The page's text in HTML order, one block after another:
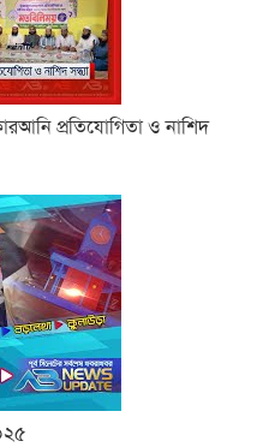
প্রতিযোগিতা ও নাশিদ